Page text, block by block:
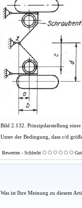
Bild 2.132. Prinzipdarstellung
Unter der Bedingung, dass c/d
Bewerten - Schlecht
Was ist Ihre Meinung zu diesem